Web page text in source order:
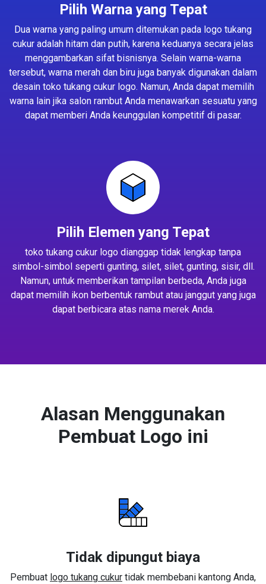
Pilih Warna yang Tepat
Dua warna yang paling umum ditemukan pada logo tukang
cukur adalah hitam dan putih, karena keduanya secara jelas
menggambarkan sifat bisnisnya. Selain warna-warna
tersebut, warna merah dan biru juga banyak digunakan dalam
desain toko tukang cukur logo. Namun, Anda dapat memilih
warna lain jika salon rambut Anda menawarkan sesuatu yang
dapat memberi Anda keunggulan kompetitif di pasar.
Pilih Elemen yang Tepat
toko tukang cukur logo dianggap tidak lengkap tanpa
simbol-simbol seperti gunting, silet, silet, gunting, sisir, dll.
Namun, untuk memberikan tampilan berbeda, Anda juga
dapat memilih ikon berbentuk rambut atau janggut yang juga
dapat berbicara atas nama merek Anda.
Alasan Menggunakan
Pembuat Logo ini
Tidak dipungut biaya
Pembuat logo tukang cukur tidak membebani kantong Anda,